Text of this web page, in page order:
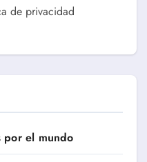
de privacidad
por el mundo